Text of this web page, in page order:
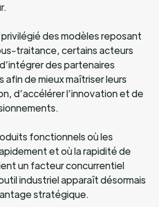
des modèles reposant
traitance, certains acteurs
des partenaires
de mieux maîtriser leurs
d’accélérer l’innovation et de
fonctionnels où les
et où la rapidité de
un facteur concurrentiel
industriel apparaît désormais
stratégique.